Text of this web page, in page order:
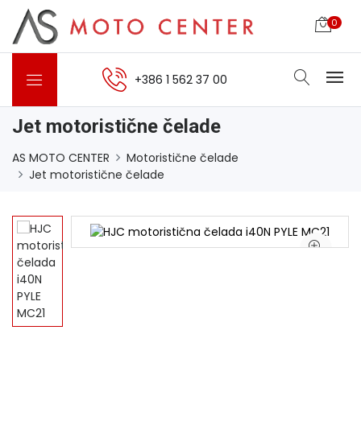
0
+386 1 562 37 00
Jet motoristične čelade
AS MOTO CENTER
Motoristične čelade
Jet motoristične čelade